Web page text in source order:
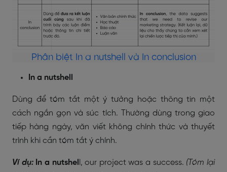
Phân biệt In a nutshell và In conclusion
In a nutshell
Dùng để tóm tắt một ý tưởng hoặc thông tin một
cách ngắn gọn và súc tích. Thường dùng trong giao
tiếp hàng ngày, văn viết không chính thức và thuyết
trình khi cần tóm tắt ý chính.
Ví dụ: In a nutshel l, our project was a success. (Tóm lại